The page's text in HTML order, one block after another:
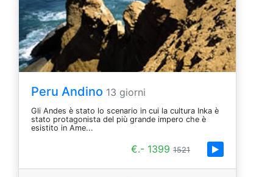
Peru Andino 13 giorni
Gli Andes è stato lo scenario in cui la cultura Inka è
stato protagonista del più grande impero che è
esistito in Ame...
€.- 1399 1521